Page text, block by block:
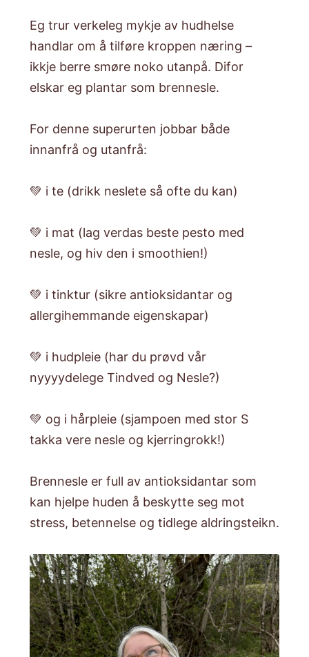
Eg trur verkeleg mykje av hudhelse
handlar om å tilføre kroppen næring –
ikkje berre smøre noko utanpå. Difor
elskar eg plantar som brennesle.
For denne superurten jobbar både
innanfrå og utanfrå:
💚 i te (drikk neslete så ofte du kan)
💚 i mat (lag verdas beste pesto med
nesle, og hiv den i smoothien!)
💚 i tinktur (sikre antioksidantar og
allergihemmande eigenskapar)
💚 i hudpleie (har du prøvd vår
nyyyydelege Tindved og Nesle?)
💚 og i hårpleie (sjampoen med stor S
takka vere nesle og kjerringrokk!)
Brennesle er full av antioksidantar som
kan hjelpe huden å beskytte seg mot
stress, betennelse og tidlege aldringsteikn.